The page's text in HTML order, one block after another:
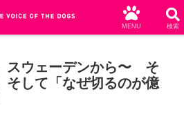
スウェーデンから〜 そ
そして「なぜ切るのが億
MENU 検索